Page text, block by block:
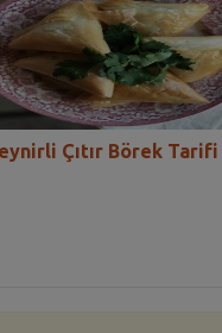
Çıtır Börek Tarifi